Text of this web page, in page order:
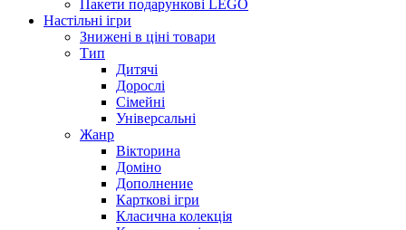
Пакети подарункові LEGO
Настільні ігри
Знижені в ціні товари
Тип
Дитячі
Дорослі
Сімейні
Універсальні
Жанр
Вікторина
Доміно
Дополнение
Карткові ігри
Класична колекція